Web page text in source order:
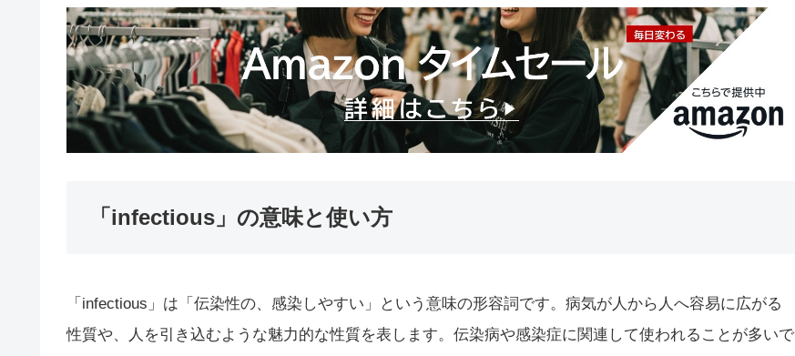
「infectious」の意味と使い方
「infectious」は「伝染性の、感染しやすい」という意味の形容詞です。病気が人から人へ容易に広がる
性質や、人を引き込むような魅力的な性質を表します。伝染病や感染症に関連して使われることが多いで